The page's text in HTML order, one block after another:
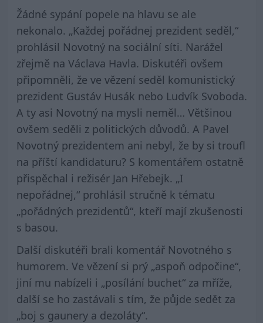
Žádné sypání popele na hlavu se ale
nekonalo. „Každej pořádnej prezident seděl,“
prohlásil Novotný na sociální síti. Narážel
zřejmě na Václava Havla. Diskutéři ovšem
připomněli, že ve vězení seděl komunistický
prezident Gustáv Husák nebo Ludvík Svoboda.
A ty asi Novotný na mysli neměl… Většinou
ovšem seděli z politických důvodů. A Pavel
Novotný prezidentem ani nebyl, že by si troufl
na příští kandidaturu? S komentářem ostatně
přispěchal i režisér Jan Hřebejk. „I
nepořádnej,“ prohlásil stručně k tématu
„pořádných prezidentů“, kteří mají zkušenosti
s basou.
Další diskutéři brali komentář Novotného s
humorem. Ve vězení si prý „aspoň odpočine“,
jiní mu nabízeli i „posílání buchet“ za mříže,
další se ho zastávali s tím, že půjde sedět za
„boj s gaunery a dezoláty“.